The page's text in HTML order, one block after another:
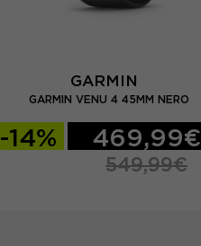
GARMIN
GARMIN VENU 4 45MM NERO
-14% 469,99€
549,99€